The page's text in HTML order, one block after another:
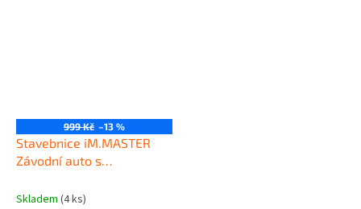
999 Kč –13 %
Stavebnice iM.MASTER
Závodní auto s
Skladem (4 ks)